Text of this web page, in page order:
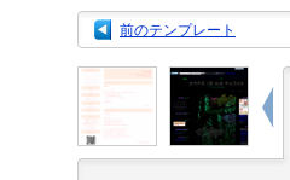
前のテンプレート